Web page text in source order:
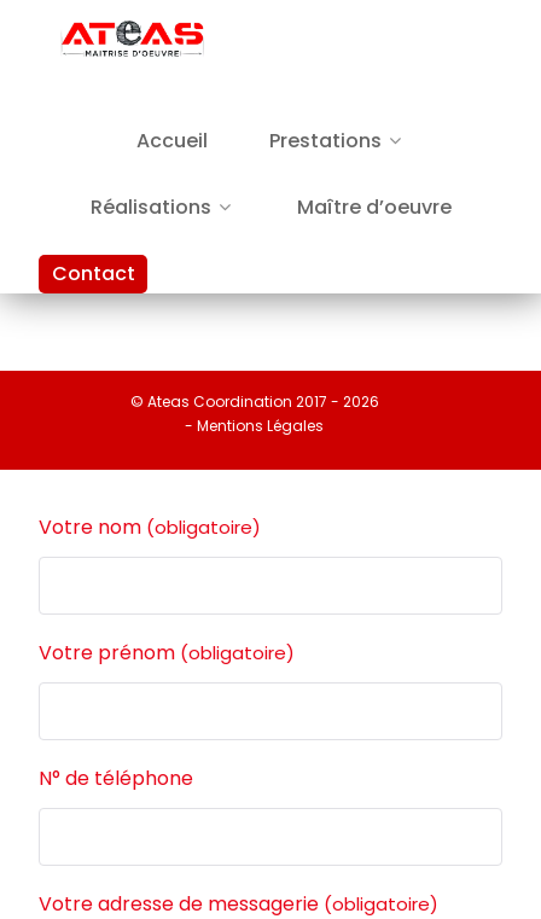
Accueil Prestations
Réalisations Maître d’oeuvre
Contact
© Ateas Coordination 2017 - 2026
- Mentions Légales
Votre nom (obligatoire)
Votre prénom (obligatoire)
N° de téléphone
Votre adresse de messagerie (obligatoire)